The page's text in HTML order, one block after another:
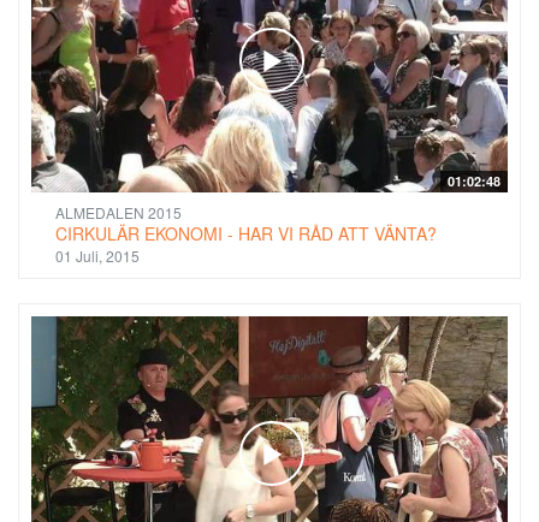
01:02:48
ALMEDALEN 2015
CIRKULÄR EKONOMI - HAR VI RÅD ATT VÄNTA?
01 Juli, 2015